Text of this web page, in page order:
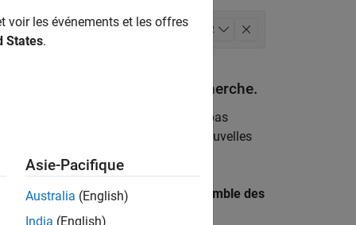
Services marketing 2
à vos critères de recherche.
. Si malgré tout vous ne trouvez pas
pour vous tenir au courant des nouvelles
par lieu pour trouver l’ensemble des
voir les événements et les offres
States.
Asie-Pacifique
Australia (English)
India (English)